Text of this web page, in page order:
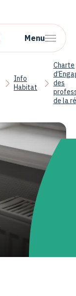
Menu
Info
Habitat
Charte
des
de la